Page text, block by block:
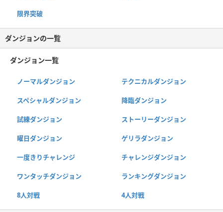
限界突破
ダンジョンの一覧
ダンジョン一覧
ノーマルダンジョン テクニカルダンジョン
スペシャルダンジョン 降臨ダンジョン
試練ダンジョン ストーリーダンジョン
曜日ダンジョン ゲリラダンジョン
一度きりチャレンジ チャレンジダンジョン
ワンタッチダンジョン ランキングダンジョン
8人対戦 4人対戦